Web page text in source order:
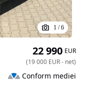
1 /6
22 990 EUR
(19 000 EUR- net)
Conform mediei